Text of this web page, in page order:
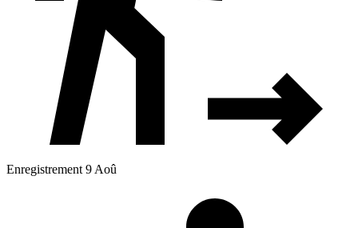
Enregistrement 9 Aoû